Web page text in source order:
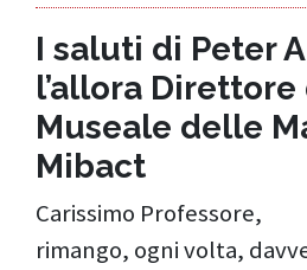
I saluti di Peter
l’allora Direttore
Museale delle
Mibact
Carissimo Professore,
rimango, ogni volta,